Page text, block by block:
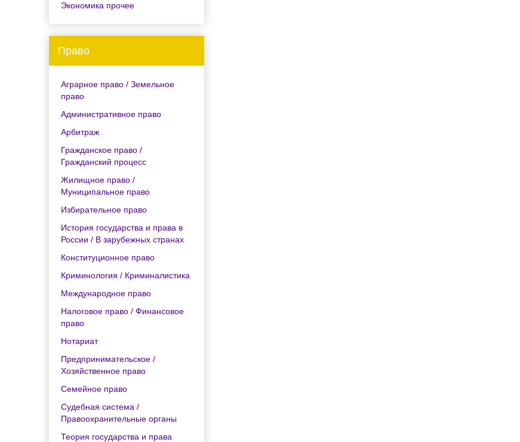
Экономика прочее
Право
Аграрное право / Земельное
право
Административное право
Арбитраж
Гражданское право /
Гражданский процесс
Жилищное право /
Муниципальное право
Избирательное право
История государства и права в
России / В зарубежных странах
Конституционное право
Криминология / Криминалистика
Международное право
Налоговое право / Финансовое
право
Нотариат
Предпринимательское /
Хозяйственное право
Семейное право
Судебная система /
Правоохранительные органы
Теория государства и права